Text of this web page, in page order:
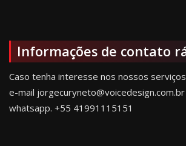
Informações de contato
Caso tenha interesse nos nossos
e-mail
whatsapp. +55 41991115151